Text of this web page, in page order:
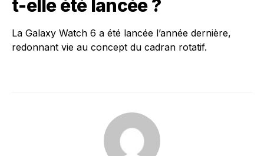
t-elle été lancée ?
La Galaxy Watch 6 a été lancée l’année dernière,
redonnant vie au concept du cadran rotatif.